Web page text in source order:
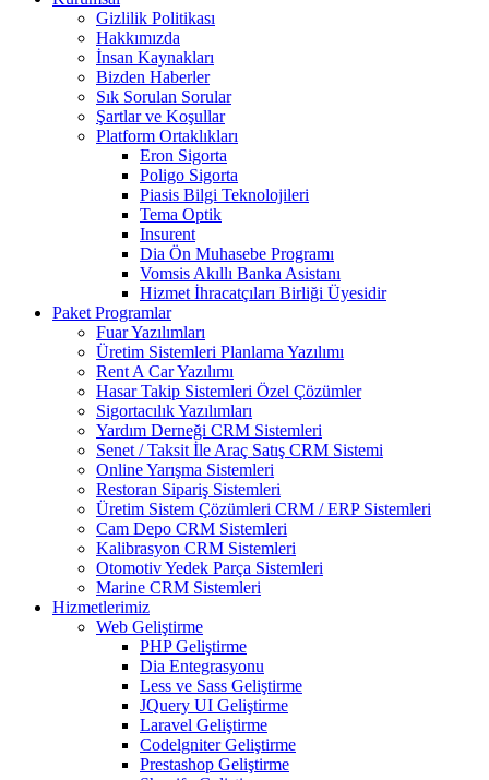
Gizlilik Politikası
Hakkımızda
İnsan Kaynakları
Bizden Haberler
Sık Sorulan Sorular
Şartlar ve Koşullar
Platform Ortaklıkları
Eron Sigorta
Poligo Sigorta
Piasis Bilgi Teknolojileri
Tema Optik
Insurent
Dia Ön Muhasebe Programı
Vomsis Akıllı Banka Asistanı
Hizmet İhracatçıları Birliği Üyesidir
Paket Programlar
Fuar Yazılımları
Üretim Sistemleri Planlama Yazılımı
Rent A Car Yazılımı
Hasar Takip Sistemleri Özel Çözümler
Sigortacılık Yazılımları
Yardım Derneği CRM Sistemleri
Senet / Taksit İle Araç Satış CRM Sistemi
Online Yarışma Sistemleri
Restoran Sipariş Sistemleri
Üretim Sistem Çözümleri CRM / ERP Sistemleri
Cam Depo CRM Sistemleri
Kalibrasyon CRM Sistemleri
Otomotiv Yedek Parça Sistemleri
Marine CRM Sistemleri
Hizmetlerimiz
Web Geliştirme
PHP Geliştirme
Dia Entegrasyonu
Less ve Sass Geliştirme
JQuery UI Geliştirme
Laravel Geliştirme
Codelgniter Geliştirme
Prestashop Geliştirme